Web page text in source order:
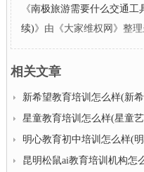
《南极旅游需要什么交通工
续)》由《大家维权网》整
相关文章
新希望教育培训怎么样(新
星童教育培训怎么样(星童
明心教育初中培训怎么样(
昆明松鼠ai教育培训机构怎